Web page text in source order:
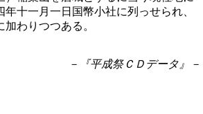
十一月一日国幣小社に列っせられ、
わりつつある。
－『平成祭ＣＤデータ』－